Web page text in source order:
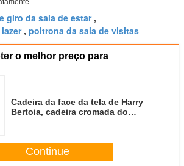
giro da sala de estar,
, poltrona da sala de visitas
o melhor preço para
Cadeira da face da tela de Harry
Bertoia, cadeira cromada do
Continue